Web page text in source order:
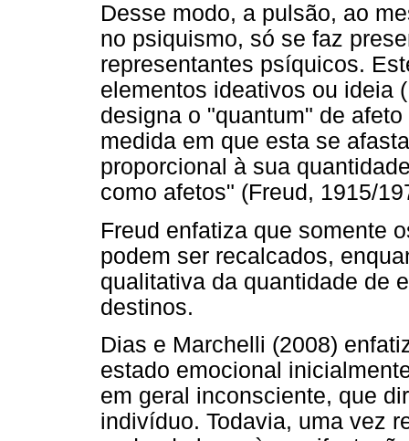
Desse modo, a pulsão, ao
no psiquismo, só se faz
representantes psíquicos.
elementos ideativos ou ideia (
designa o "quantum" de
medida em que esta se
proporcional à sua
como afetos" (Freud, 1915/
Freud enfatiza que somente
podem ser recalcados,
qualitativa da quantidade de
destinos.
Dias e Marchelli (2008)
estado emocional
em geral inconsciente, que
indivíduo. Todavia, uma vez